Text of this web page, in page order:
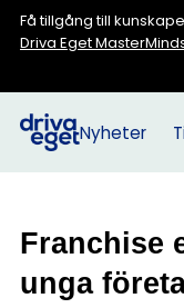
Få tillgång till
Driva Eget
Nyheter
Franchise
unga